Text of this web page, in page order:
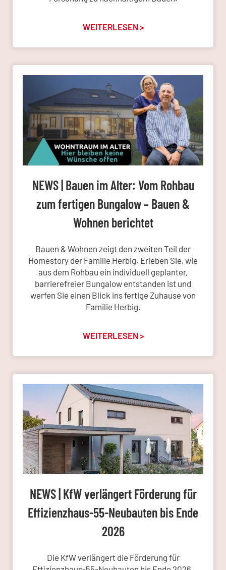
WEITERLESEN >
NEWS | Bauen im Alter: Vom Rohbau
zum fertigen Bungalow – Bauen &
Wohnen berichtet
Bauen & Wohnen zeigt den zweiten Teil der
Homestory der Familie Herbig. Erleben Sie, wie
aus dem Rohbau ein individuell geplanter,
barrierefreier Bungalow entstanden ist und
werfen Sie einen Blick ins fertige Zuhause von
Familie Herbig.
WEITERLESEN >
NEWS | KfW verlängert Förderung für
Effizienzhaus-55-Neubauten bis Ende
2026
Die KfW verlängert die Förderung für